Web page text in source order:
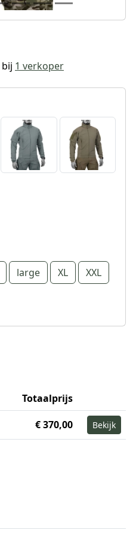
bij 1 verkoper
large XL
XXL
Totaalprijs
€ 370,00 Bekijk